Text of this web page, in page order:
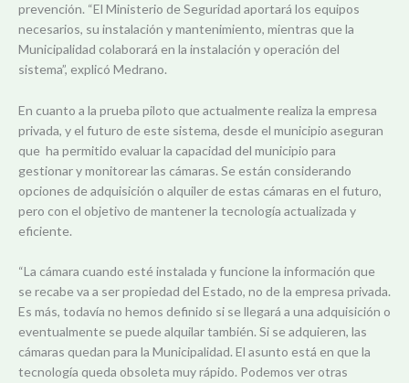
prevención. “El Ministerio de Seguridad aportará los equipos
necesarios, su instalación y mantenimiento, mientras que la
Municipalidad colaborará en la instalación y operación del
sistema”, explicó Medrano.
En cuanto a la prueba piloto que actualmente realiza la empresa
privada, y el futuro de este sistema, desde el municipio aseguran
que ha permitido evaluar la capacidad del municipio para
gestionar y monitorear las cámaras. Se están considerando
opciones de adquisición o alquiler de estas cámaras en el futuro,
pero con el objetivo de mantener la tecnología actualizada y
eficiente.
“La cámara cuando esté instalada y funcione la información que
se recabe va a ser propiedad del Estado, no de la empresa privada.
Es más, todavía no hemos definido si se llegará a una adquisición o
eventualmente se puede alquilar también. Si se adquieren, las
cámaras quedan para la Municipalidad. El asunto está en que la
tecnología queda obsoleta muy rápido. Podemos ver otras